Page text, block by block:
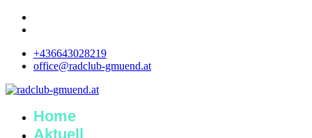
+436643028219
office@radclub-gmuend.at
Home
Aktuell